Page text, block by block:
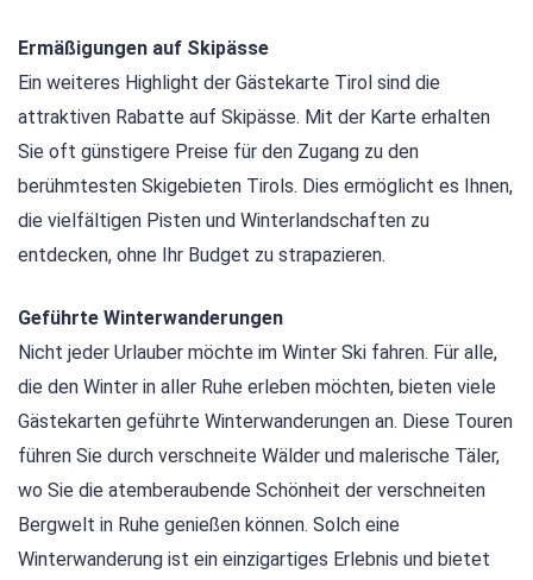
Ermäßigungen auf Skipässe
Ein weiteres Highlight der Gästekarte Tirol sind die
attraktiven Rabatte auf Skipässe. Mit der Karte erhalten
Sie oft günstigere Preise für den Zugang zu den
berühmtesten Skigebieten Tirols. Dies ermöglicht es Ihnen,
die vielfältigen Pisten und Winterlandschaften zu
entdecken, ohne Ihr Budget zu strapazieren.
Geführte Winterwanderungen
Nicht jeder Urlauber möchte im Winter Ski fahren. Für alle,
die den Winter in aller Ruhe erleben möchten, bieten viele
Gästekarten geführte Winterwanderungen an. Diese Touren
führen Sie durch verschneite Wälder und malerische Täler,
wo Sie die atemberaubende Schönheit der verschneiten
Bergwelt in Ruhe genießen können. Solch eine
Winterwanderung ist ein einzigartiges Erlebnis und bietet